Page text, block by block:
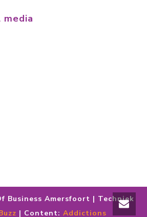
media
Business Amersfoort | Techniek
| Content: Addictions